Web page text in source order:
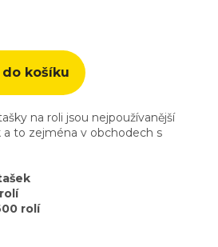
košíku
na roli jsou nejpoužívanější
to zejména v obchodech s
rolí